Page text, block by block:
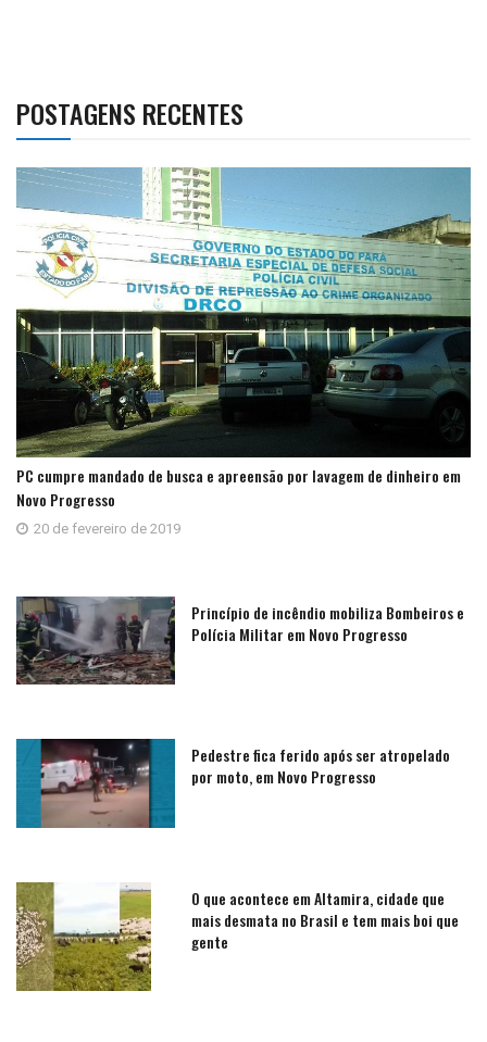
POSTAGENS RECENTES
PC cumpre mandado de busca e apreensão por lavagem de dinheiro em
Novo Progresso
20 de fevereiro de 2019
Princípio de incêndio mobiliza Bombeiros e
Polícia Militar em Novo Progresso
Pedestre fica ferido após ser atropelado
por moto, em Novo Progresso
O que acontece em Altamira, cidade que
mais desmata no Brasil e tem mais boi que
gente